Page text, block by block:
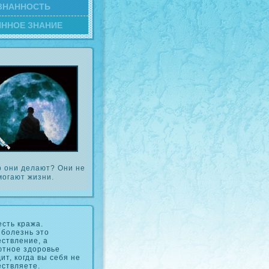
ЗНАНИЕ
они делают? Они не
жизни.
кража.
это
а
здоровье
когда вы себя не